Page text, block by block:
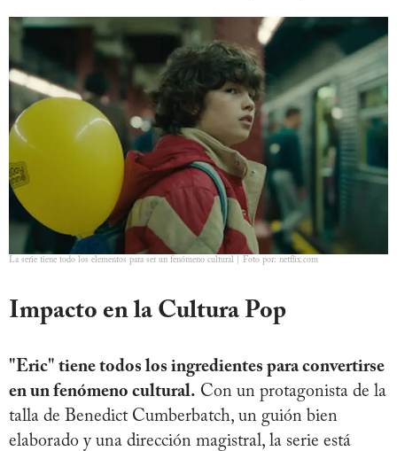
La serie tiene todo los elementos para ser un fenómeno cultural | Foto por: netflix.com
Impacto en la Cultura Pop
"Eric" tiene todos los ingredientes para convertirse
en un fenómeno cultural. Con un protagonista de la
talla de Benedict Cumberbatch, un guión bien
elaborado y una dirección magistral, la serie está